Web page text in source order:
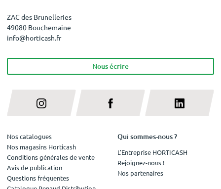
ZAC des Brunelleries
49080 Bouchemaine
info@horticash.fr
Nous écrire
Nos catalogues
Nos magasins Horticash
Conditions générales de vente
Avis de publication
Questions fréquentes
Qui sommes-nous ?
L'Entreprise HORTICASH
Rejoignez-nous !
Nos partenaires